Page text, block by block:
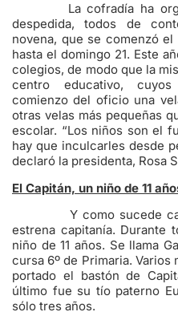
La cofradía ha
despedida, todos de
novena, que se comenzó
hasta el domingo 21. Este
colegios, de modo que la
centro educativo,
comienzo del oficio una
otras velas más pequeñas
escolar. “Los niños son el
hay que inculcarles desde
declaró la presidenta, Rosa
El Capitán, un niño de 11
Y como sucede cada
estrena capitanía. Durante
niño de 11 años. Se llama
cursa 6º de Primaria. Varios
portado el bastón de
último fue su tío paterno
sólo tres años.